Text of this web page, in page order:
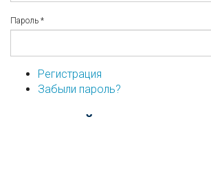
Пароль *
Регистрация
Забыли пароль?
...или войдите